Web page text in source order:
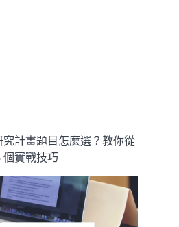
計畫題目怎麼選？教你從
個實戰技巧